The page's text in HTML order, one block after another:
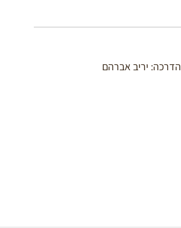
הדרכה: יריב אברהם